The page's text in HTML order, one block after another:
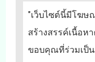
"เว็บไซต์นี้มีโฆษ
สร้างสรรค์เนื้อห
ขอบคุณที่ร่วมเป็น